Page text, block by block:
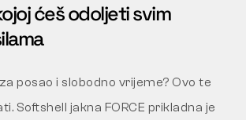
ćeš odoljeti svim
posao i slobodno vrijeme? Ovo te
Softshell jakna FORCE prikladna je